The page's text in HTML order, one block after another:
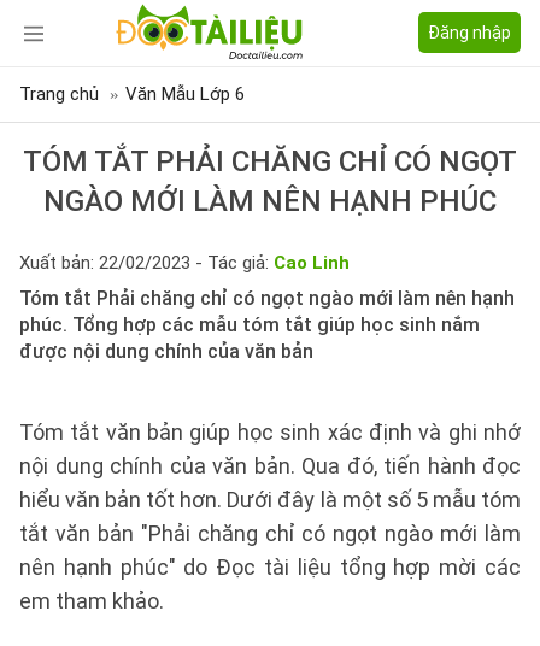
Đăng nhập
Trang chủ Văn Mẫu Lớp 6
TÓM TẮT PHẢI CHĂNG CHỈ CÓ NGỌT
NGÀO MỚI LÀM NÊN HẠNH PHÚC
Xuất bản: 22/02/2023 - Tác giả: Cao Linh
Tóm tắt Phải chăng chỉ có ngọt ngào mới làm nên hạnh
phúc. Tổng hợp các mẫu tóm tắt giúp học sinh nắm
được nội dung chính của văn bản
Tóm tắt văn bản giúp học sinh xác định và ghi nhớ
nội dung chính của văn bản. Qua đó, tiến hành đọc
hiểu văn bản tốt hơn. Dưới đây là một số 5 mẫu tóm
tắt văn bản "Phải chăng chỉ có ngọt ngào mới làm
nên hạnh phúc" do Đọc tài liệu tổng hợp mời các
em tham khảo.